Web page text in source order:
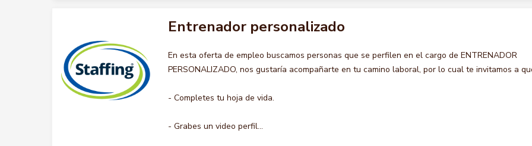
Entrenador personalizado
En esta oferta de empleo buscamos personas que se perfilen en el cargo de ENTRENADOR
PERSONALIZADO, nos gustaría acompañarte en tu camino laboral, por lo cual te invitamos a
- Completes tu hoja de vida.
- Grabes un video perfil...